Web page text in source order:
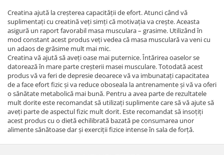
Creatina ajută la creșterea capacității de efort. Atunci când vă
suplimentați cu creatină veți simți că motivația va crește. Aceasta
asigură un raport favorabil masa musculara – grasime. Utilizând în
mod constant acest produs veți vedea că masa musculară va veni cu
un adaos de grăsime mult mai mic.
Creatina vă ajută să aveți oase mai puternice. Întărirea oaselor se
datorează în mare parte creșterii masei musculare. Totodată acest
produs vă va feri de depresie deoarece vă va imbunatați capacitatea
de a face efort fizic și va reduce oboseala la antrenamente și vă va oferi
o sănătate metabolică mai bună. Pentru a avea parte de rezultatele
mult dorite este recomandat să utilizați suplimente care să vă ajute să
aveți parte de aspectul fizic mult dorit. Este recomandat să insoțiți
acest produs cu o dietă echilibrată bazată pe consumarea unor
alimente sănătoase dar și exerciții fizice intense în sala de forță.